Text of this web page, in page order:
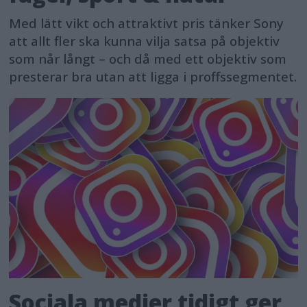
Med lätt vikt och attraktivt pris tänker Sony
att allt fler ska kunna vilja satsa på objektiv
som når långt – och då med ett objektiv som
presterar bra utan att ligga i proffssegmentet.